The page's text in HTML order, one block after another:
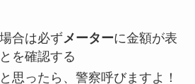
合は必ずメーターに金額が表
を確認する
思ったら、警察呼びますよ！